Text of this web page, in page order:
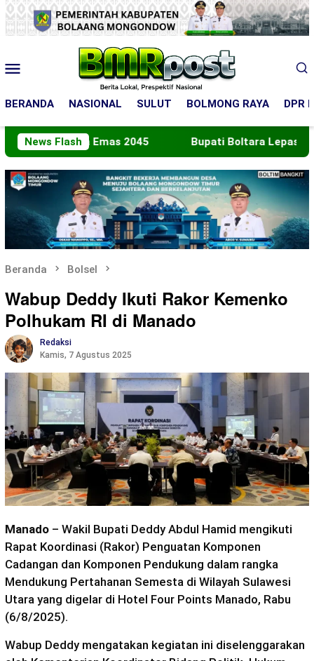
Loncat
ke
konten
Mobile
BERANDA NASIONAL SULUT BOLMONG RAYA DPR
News Flash
Emas 2045 Bupati Boltara Lepas
Beranda Bolsel
Wabup Deddy Ikuti Rakor Kemenko
Polhukam RI di Manado
Redaksi
Kamis, 7 Agustus 2025
Manado – Wakil Bupati Deddy Abdul Hamid mengikuti
Rapat Koordinasi (Rakor) Penguatan Komponen
Cadangan dan Komponen Pendukung dalam rangka
Mendukung Pertahanan Semesta di Wilayah Sulawesi
Utara yang digelar di Hotel Four Points Manado, Rabu
(6/8/2025).
Wabup Deddy mengatakan kegiatan ini diselenggarakan